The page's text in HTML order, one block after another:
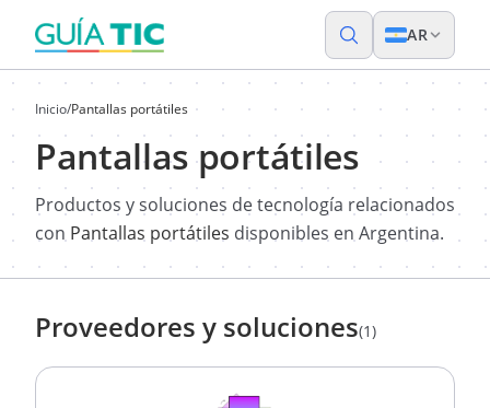
AR
Inicio/Pantallas portátiles
Pantallas portátiles
Productos y soluciones de tecnología relacionados
con Pantallas portátiles disponibles en Argentina.
Proveedores y soluciones(1)